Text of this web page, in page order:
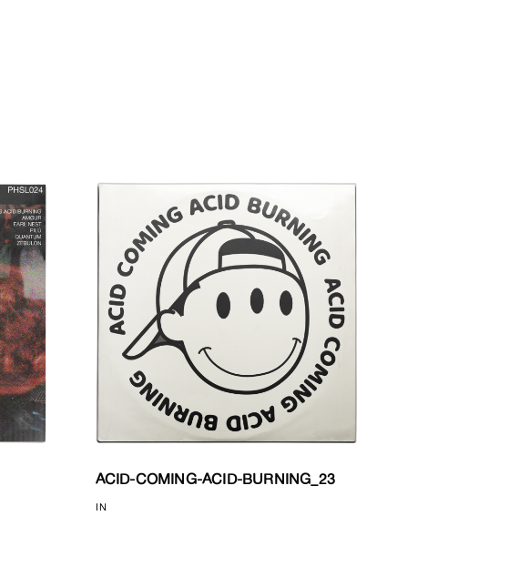
ACID-COMING-ACID-BURNING_23
IN